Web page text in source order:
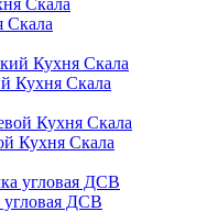
Скала
Кухня Скала
Кухня Скала
ДСВ